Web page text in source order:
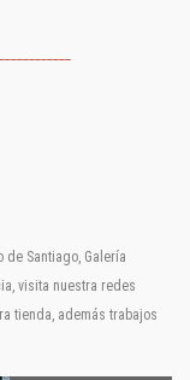
Santiago, Galería
visita nuestra redes
tienda, además trabajos